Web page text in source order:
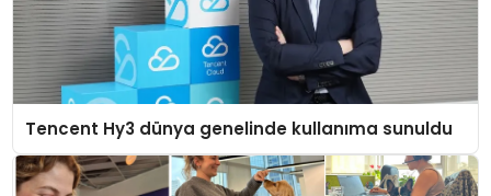
Tencent Hy3 dünya genelinde kullanıma sunuldu